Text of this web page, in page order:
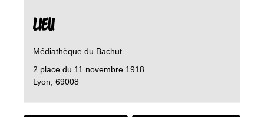
LIEU
Médiathèque du Bachut
2 place du 11 novembre 1918
Lyon 69008